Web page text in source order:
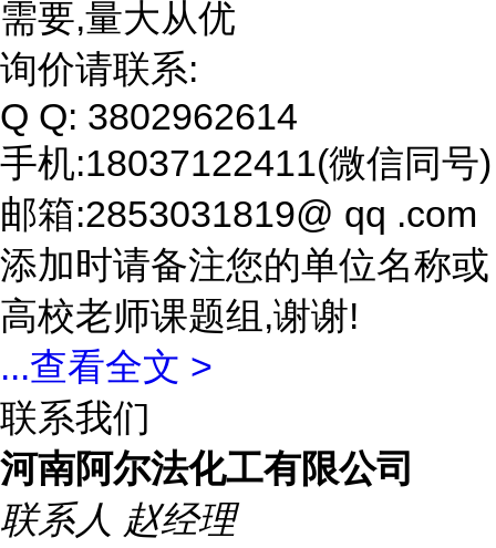
需要,量大从优
询价请联系:
Q Q: 3802962614
手机:18037122411(微信同号)
邮箱:2853031819@ qq .com
添加时请备注您的单位名称或
高校老师课题组,谢谢!
...查看全文 >
联系我们
河南阿尔法化工有限公司
联系人 赵经理